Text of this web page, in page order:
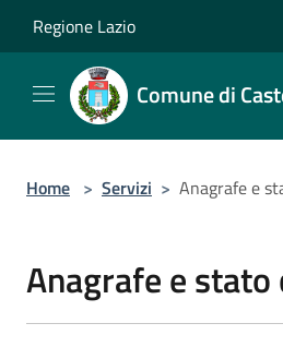
Regione Lazio
Comune di
Home > Servizi > Anagrafe e
Anagrafe e stato